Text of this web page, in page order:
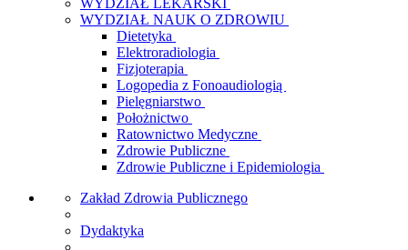
WYDZIAŁ NAUK O ZDROWIU
Dietetyka
Elektroradiologia
Fizjoterapia
Logopedia z Fonoaudiologią
Pielęgniarstwo
Położnictwo
Ratownictwo Medyczne
Zdrowie Publiczne
Zdrowie Publiczne i Epidemiologia
Zakład Zdrowia Publicznego
Dydaktyka